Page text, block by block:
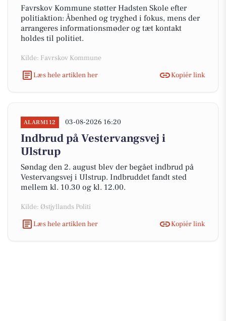
Favrskov Kommune støtter Hadsten Skole efter
politiaktion: Åbenhed og tryghed i fokus, mens der
arrangeres informationsmøder og tæt kontakt
holdes til politiet.
Kilde: Favrskov Kommune
Læs hele artiklen her
Kopiér link
ALARM112 03-08-2026 16:20
Indbrud på Vestervangsvej i
Ulstrup
Søndag den 2. august blev der begået indbrud på
Vestervangsvej i Ulstrup. Indbruddet fandt sted
mellem kl. 10.30 og kl. 12.00.
Kilde: Østjyllands Politi
Læs hele artiklen her
Kopiér link